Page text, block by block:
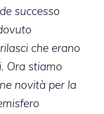
successo
che erano
Ora stiamo
novità per la